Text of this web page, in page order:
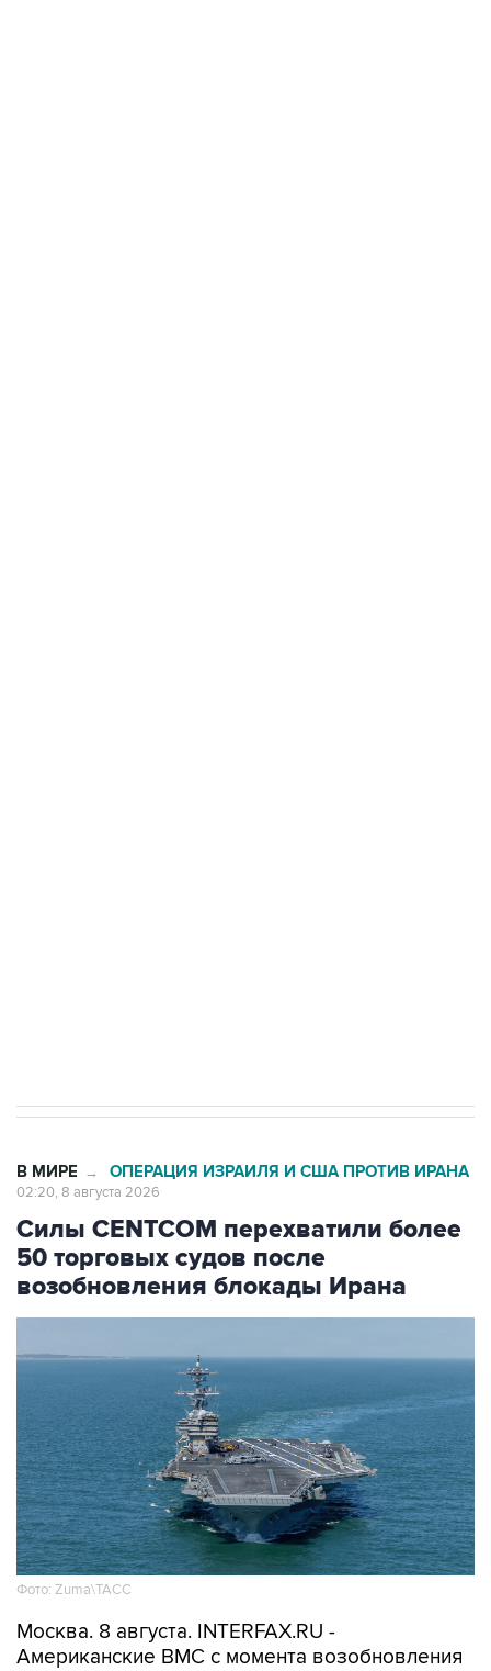
В МИРЕ → ОПЕРАЦИЯ ИЗРАИЛЯ И США ПРОТИВ ИРАНА
02:20, 8 августа 2026
Силы CENTCOM перехватили более
50 торговых судов после
возобновления блокады Ирана
Фото: Zuma\ТАСС
Москва. 8 августа. INTERFAX.RU -
Американские ВМС с момента возобновления